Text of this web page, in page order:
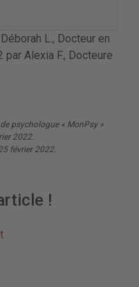
L., Docteur en
Alexia F., Docteure
psychologue « MonPsy »
2022.
février 2022.
!